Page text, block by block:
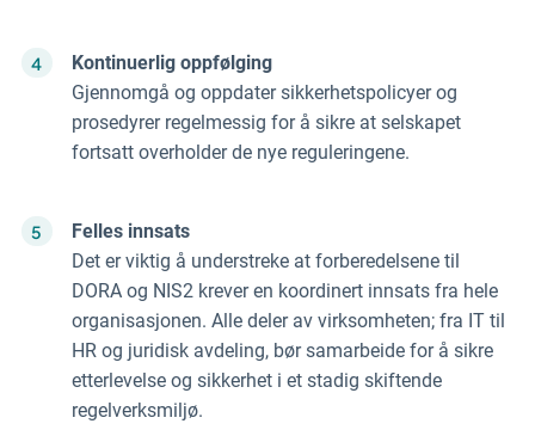
Kontinuerlig oppfølging
Gjennomgå og oppdater sikkerhetspolicyer og
prosedyrer regelmessig for å sikre at selskapet
fortsatt overholder de nye reguleringene.
Felles innsats
Det er viktig å understreke at forberedelsene til
DORA og NIS2 krever en koordinert innsats fra hele
organisasjonen. Alle deler av virksomheten; fra IT til
HR og juridisk avdeling, bør samarbeide for å sikre
etterlevelse og sikkerhet i et stadig skiftende
regelverksmiljø.